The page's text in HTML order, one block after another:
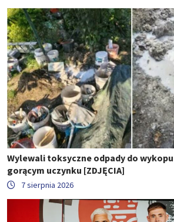
Wylewali toksyczne odpady do
gorącym uczynku [ZDJĘCIA]
7 sierpnia 2026